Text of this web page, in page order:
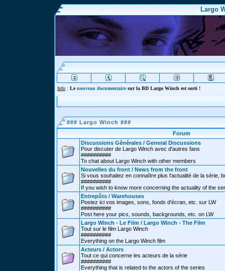
Largo
Info : Lenouveau documentairesur la BD Largo Winch est sorti !
### Largo Winch ###
Forum
Discussions Générales / General Discussions
Pour discuter de Largo Winch avec d'autres fans
##########
To chat about Largo Winch with other members
Nouvelles du front / News from the front
Si vous souhaitez en connaître plus l'actualité de la série,
##########
If you wish to know more concerning the actuality of the
Entrepôts / Warehouses
Postez ici vos images, sons, fonds d'écran, etc. sur LW
##########
Post here your pics, sounds, backgrounds, etc. on LW
Largo Winch - Le Film / Largo Winch - The Film
Tout sur le film Largo Winch
##########
Everything on the Largo Winch film
Acteurs / Actors
Tout ce qui concerne les acteurs de la série
##########
Everything that is related to the actors of the series